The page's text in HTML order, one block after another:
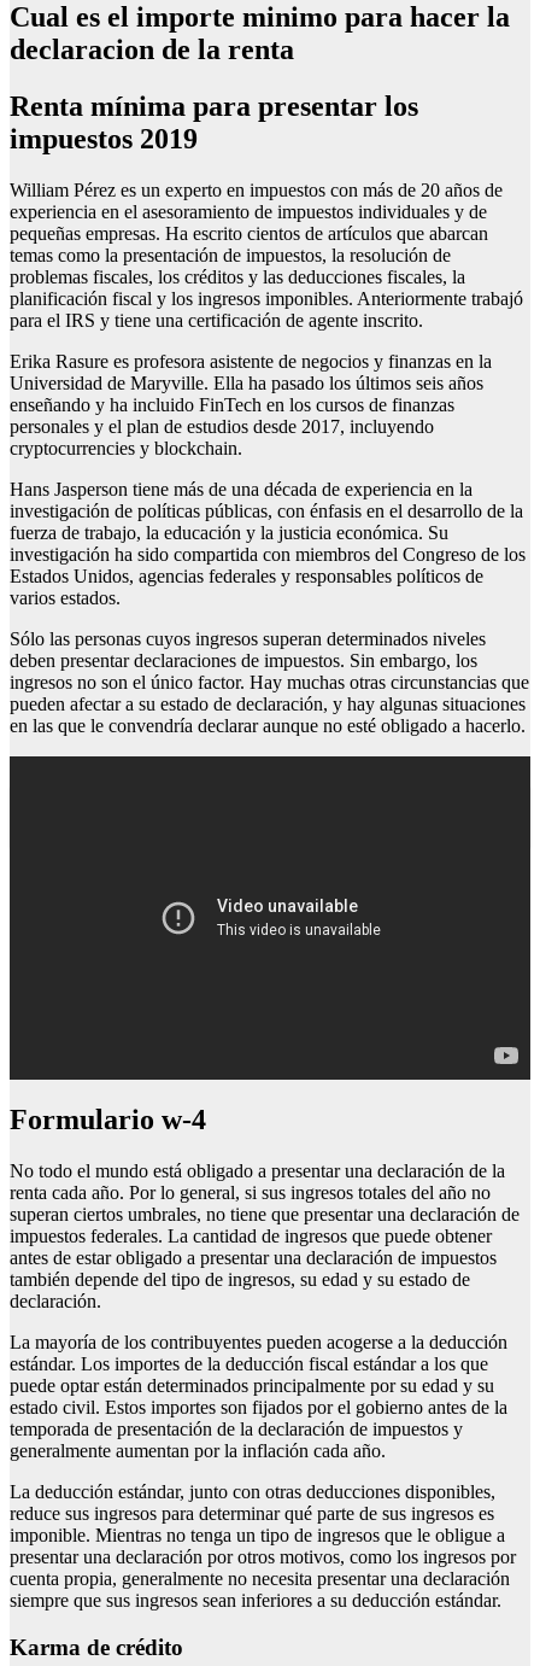
Cual es el importe minimo para hacer la
declaracion de la renta
Renta mínima para presentar los
impuestos 2019
William Pérez es un experto en impuestos con más de 20 años de
experiencia en el asesoramiento de impuestos individuales y de
pequeñas empresas. Ha escrito cientos de artículos que abarcan
temas como la presentación de impuestos, la resolución de
problemas fiscales, los créditos y las deducciones fiscales, la
planificación fiscal y los ingresos imponibles. Anteriormente trabajó
para el IRS y tiene una certificación de agente inscrito.
Erika Rasure es profesora asistente de negocios y finanzas en la
Universidad de Maryville. Ella ha pasado los últimos seis años
enseñando y ha incluido FinTech en los cursos de finanzas
personales y el plan de estudios desde 2017, incluyendo
cryptocurrencies y blockchain.
Hans Jasperson tiene más de una década de experiencia en la
investigación de políticas públicas, con énfasis en el desarrollo de la
fuerza de trabajo, la educación y la justicia económica. Su
investigación ha sido compartida con miembros del Congreso de los
Estados Unidos, agencias federales y responsables políticos de
varios estados.
Sólo las personas cuyos ingresos superan determinados niveles
deben presentar declaraciones de impuestos. Sin embargo, los
ingresos no son el único factor. Hay muchas otras circunstancias que
pueden afectar a su estado de declaración, y hay algunas situaciones
en las que le convendría declarar aunque no esté obligado a hacerlo.
Formulario w-4
No todo el mundo está obligado a presentar una declaración de la
renta cada año. Por lo general, si sus ingresos totales del año no
superan ciertos umbrales, no tiene que presentar una declaración de
impuestos federales. La cantidad de ingresos que puede obtener
antes de estar obligado a presentar una declaración de impuestos
también depende del tipo de ingresos, su edad y su estado de
declaración.
La mayoría de los contribuyentes pueden acogerse a la deducción
estándar. Los importes de la deducción fiscal estándar a los que
puede optar están determinados principalmente por su edad y su
estado civil. Estos importes son fijados por el gobierno antes de la
temporada de presentación de la declaración de impuestos y
generalmente aumentan por la inflación cada año.
La deducción estándar, junto con otras deducciones disponibles,
reduce sus ingresos para determinar qué parte de sus ingresos es
imponible. Mientras no tenga un tipo de ingresos que le obligue a
presentar una declaración por otros motivos, como los ingresos por
cuenta propia, generalmente no necesita presentar una declaración
siempre que sus ingresos sean inferiores a su deducción estándar.
Karma de crédito